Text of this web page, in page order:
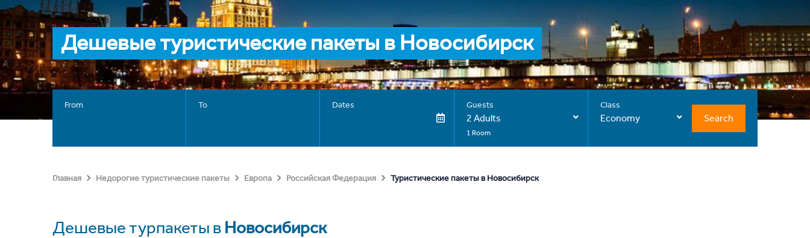
Дешевые туристические пакеты в Новосибирск
From To Dates Guests
2 Adults
1 Room
Class
Economy Search
Главная Недорогие туристические пакеты Европа Российская Федерация Туристические пакеты в Новосибирск
Дешевые турпакеты в Новосибирск